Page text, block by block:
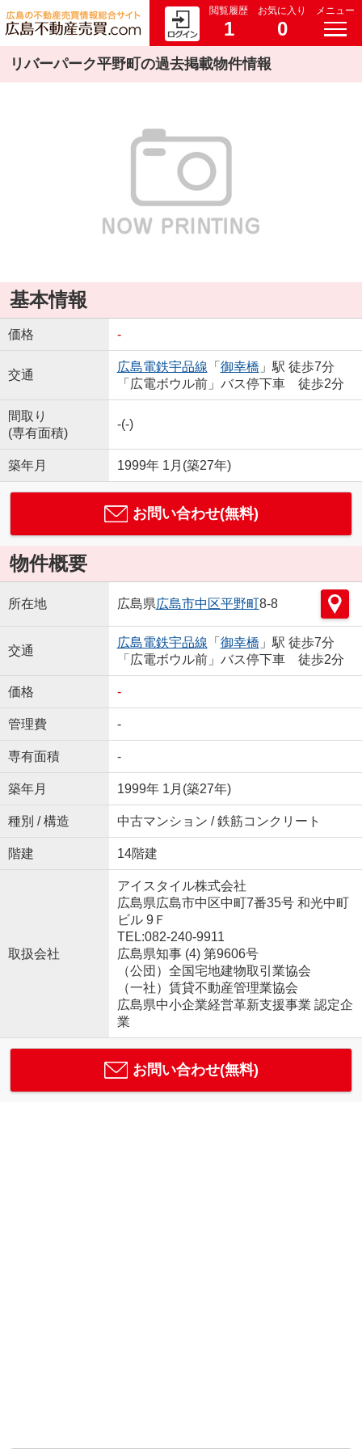
閲覧履歴
1
お気に入り
0
メニュー
リバーパーク平野町の過去掲載物件情報
基本情報
価格 -
交通
広島電鉄宇品線 「 御幸橋 」駅 徒歩7分
「広電ボウル前」バス停下車 徒歩2分
間取り
(専有面積)
-(-)
築年月 1999年 1月(築27年)
お問い合わせ(無料)
物件概要
所在地 広島県広島市中区平野町8-8
交通
広島電鉄宇品線 「 御幸橋 」駅 徒歩7分
「広電ボウル前」バス停下車 徒歩2分
価格 -
管理費 -
専有面積 -
築年月 1999年 1月(築27年)
種別 / 構造 中古マンション / 鉄筋コンクリート
階建 14階建
取扱会社
アイスタイル株式会社
広島県広島市中区中町7番35号 和光中町
ビル 9Ｆ
TEL:082-240-9911
広島県知事 (4) 第9606号
（公団）全国宅地建物取引業協会
（一社）賃貸不動産管理業協会
広島県中小企業経営革新支援事業 認定企
業
お問い合わせ(無料)